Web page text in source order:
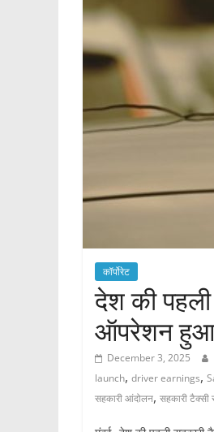
कॉर्पोरेट
देश की पहली
ऑपरेशन
December 3, 2025
launch, driver earnings,
सहकारी आंदोलन, सहकारी टैक्सी